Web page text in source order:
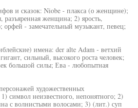
и сказок: Niobe - плакса (о женщине);
женщина; 2) ярость,
орфей - замечательный музыкант, певец;
имена: der alte Adam - ветхий
сильный, высокого роста человек;
большой силы; Ева - любопытная
художественных
символ неизвестного, непонятного; 2)
с волнистыми волосами; 3) (лит.) суп